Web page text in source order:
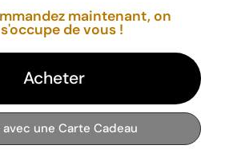
maintenant, on
s'occupe de vous !
Acheter
une Carte Cadeau